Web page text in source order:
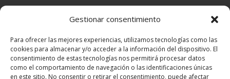
Gestionar consentimiento
Para ofrecer las mejores experiencias, utilizamos tecnologías como las
cookies para almacenar y/o acceder a la información del dispositivo. El
consentimiento de estas tecnologías nos permitirá procesar datos
como el comportamiento de navegación o las identificaciones únicas
en este sitio. No consentir o retirar el consentimiento, puede afectar
POLÍTICA DE COOKIES